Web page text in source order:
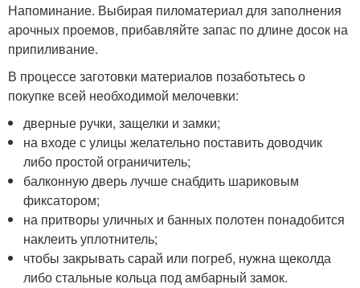
Напоминание. Выбирая пиломатериал для заполнения
арочных проемов, прибавляйте запас по длине досок на
припиливание.
В процессе заготовки материалов позаботьтесь о
покупке всей необходимой мелочевки:
дверные ручки, защелки и замки;
на входе с улицы желательно поставить доводчик
либо простой ограничитель;
балконную дверь лучше снабдить шариковым
фиксатором;
на притворы уличных и банных полотен понадобится
наклеить уплотнитель;
чтобы закрывать сарай или погреб, нужна щеколда
либо стальные кольца под амбарный замок.